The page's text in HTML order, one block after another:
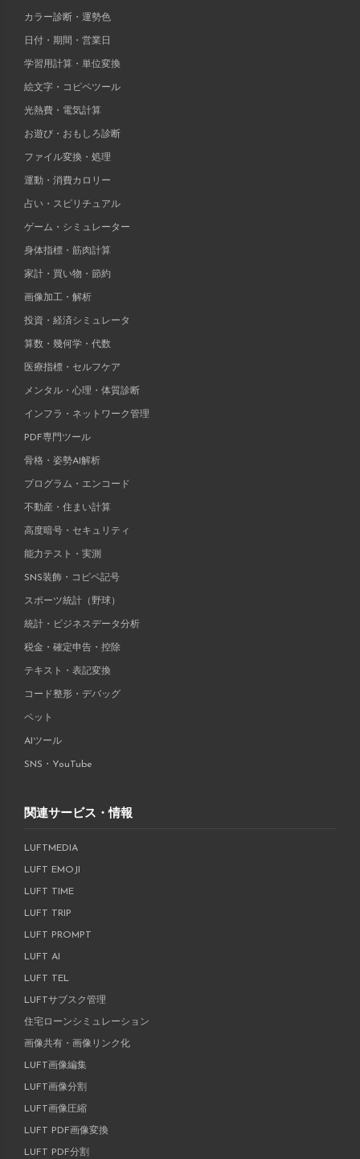
カラー診断・運勢色
日付・期間・営業日
学習用計算・単位変換
絵文字・コピペツール
光熱費・電気計算
お遊び・おもしろ診断
ファイル変換・処理
運動・消費カロリー
占い・スピリチュアル
ゲーム・シミュレーター
身体指標・筋肉計算
家計・買い物・節約
画像加工・解析
投資・経済シミュレータ
算数・幾何学・代数
医療指標・セルフケア
メンタル・心理・体質診断
インフラ・ネットワーク管理
PDF専門ツール
骨格・姿勢AI解析
プログラム・エンコード
不動産・住まい計算
高度暗号・セキュリティ
能力テスト・実測
SNS装飾・コピペ記号
スポーツ統計（野球）
統計・ビジネスデータ分析
税金・確定申告・控除
テキスト・表記変換
コード整形・デバッグ
ペット
AIツール
SNS・YouTube
関連サービス・情報
LUFTMEDIA
LUFT EMOJI
LUFT TIME
LUFT TRIP
LUFT PROMPT
LUFT AI
LUFT TEL
LUFTサブスク管理
住宅ローンシミュレーション
画像共有・画像リンク化
LUFT画像編集
LUFT画像分割
LUFT画像圧縮
LUFT PDF画像変換
LUFT PDF分割